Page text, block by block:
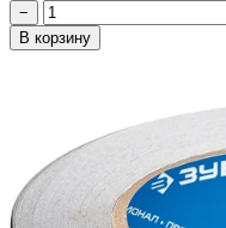
−
В корзину